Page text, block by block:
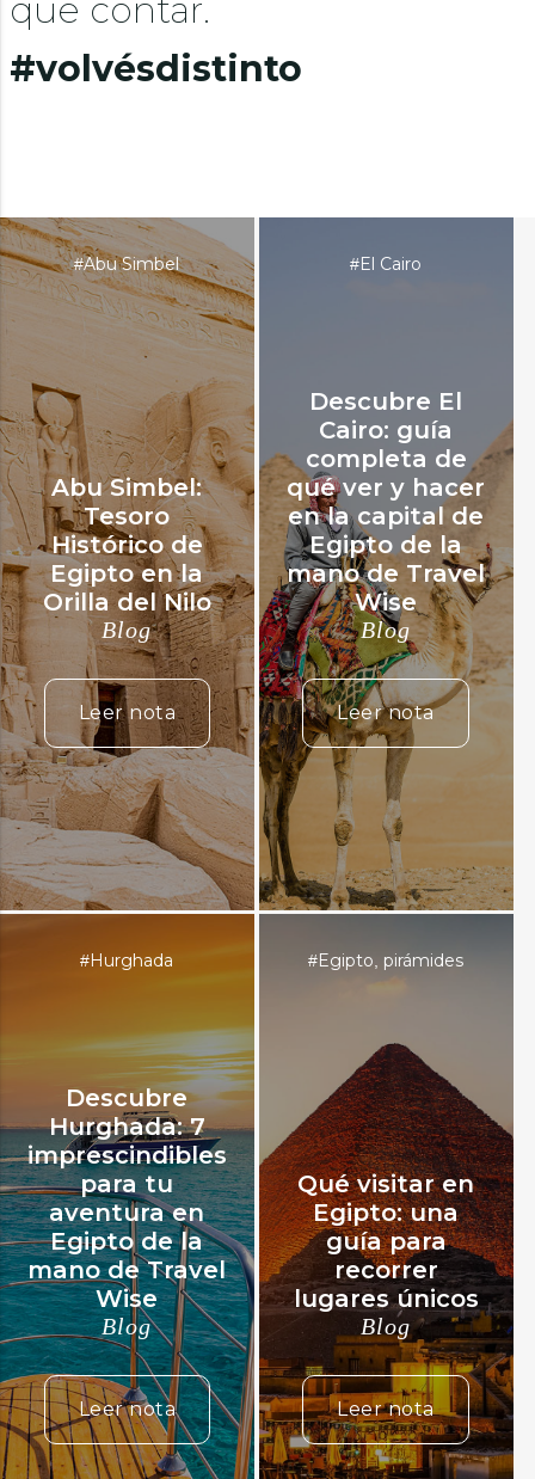
que contar.
#volvésdistinto
#Abu Simbel
Abu Simbel:
Tesoro
Histórico de
Egipto en la
Orilla del Nilo
Blog
Leer nota
#El Cairo
Descubre El
Cairo: guía
completa de
qué ver y hacer
en la capital de
Egipto de la
mano de Travel
Wise
Blog
Leer nota
#Hurghada
Descubre
Hurghada: 7
imprescindibles
para tu
aventura en
Egipto de la
mano de Travel
Wise
Blog
Leer nota
#Egipto,pirámides
Qué visitar en
Egipto: una
guía para
recorrer
lugares únicos
Blog
Leer nota